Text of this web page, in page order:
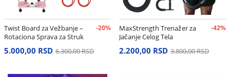
Twist Board za Vežbanje –
Rotaciona Sprava za Struk
-20%
5.000,00 RSD 6.300,00 RSD
MaxStrength Trenažer za
Jačanje Celog Tela
-42%
2.200,00 RSD 3.800,00 RSD